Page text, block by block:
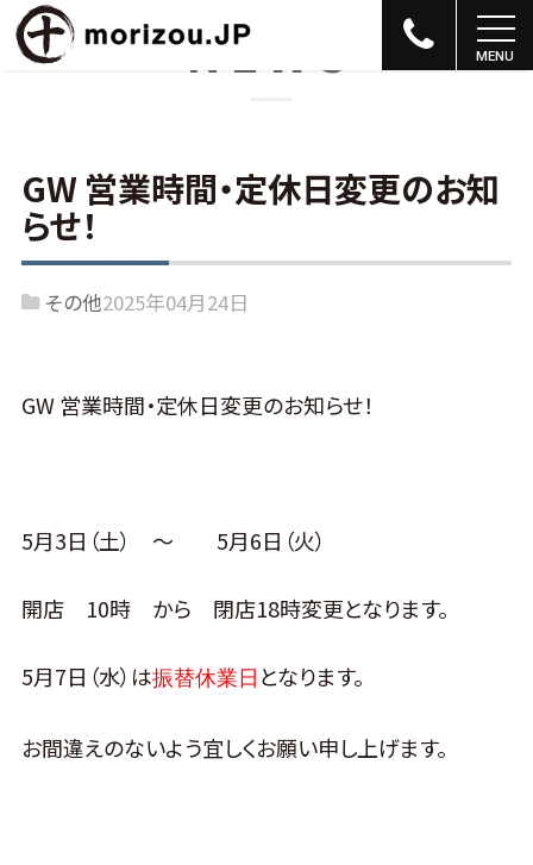
NEWS
GW 営業時間・定休日変更のお知
らせ！
その他2025年04月24日
GW 営業時間・定休日変更のお知らせ！
5月3日（土） ～ 5月6日（火）
開店 10時 から 閉店18時変更となります。
5月7日（水）は振替休業日 となります。
お間違えのないよう宜しくお願い申し上げます。